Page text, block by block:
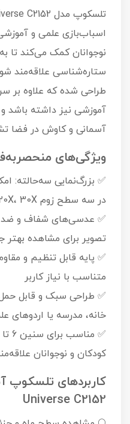
اسباب‌بازی علمی و
نوجوانان کمک می‌کند تا
ستاره‌شناسی علاقه‌مند
طراحی شده که علاوه بر
آموزشی نیز داشته باشد
آسمانی و کاوش در فضا
ویژگی‌های
✅ بزرگ‌نمایی سه‌حالته:
در سه سطح زوم 20X، 30X و 40X
✅ عدسی‌های شفاف و
تصویر برای مشاهده بهتر
✅ پایه قابل تنظیم و
متناسب با نیاز کاربر
✅ طراحی سبک و قابل
خانه، مدرسه یا اردوهای
کودکان و نوجوانان
Universe C2152